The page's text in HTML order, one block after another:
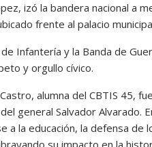
izó la bandera nacional a
frente al palacio
Infantería y la Banda de
y orgullo cívico.
alumna del CBTIS 45,
general Salvador Alvarado.
la educación, la defensa de